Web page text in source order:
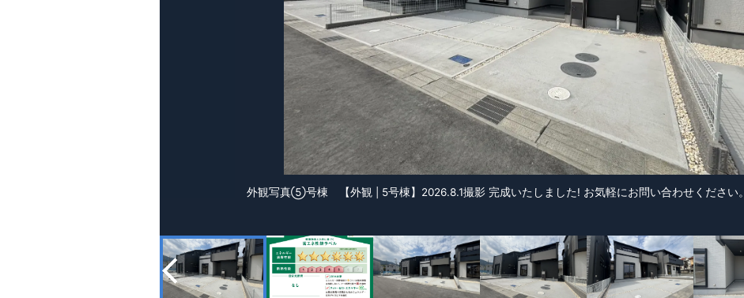
外観写真⑤号棟 【外観 | 5号棟】2026.8.1撮影 完成いたしました! お気軽にお問い合わせください。